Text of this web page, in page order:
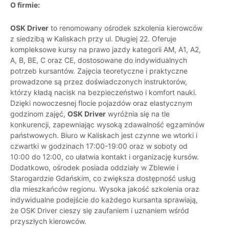
O firmie:
OSK Driver to renomowany ośrodek szkolenia kierowców
z siedzibą w Kaliskach przy ul. Długiej 22. Oferuje
kompleksowe kursy na prawo jazdy kategorii AM, A1, A2,
A, B, BE, C oraz CE, dostosowane do indywidualnych
potrzeb kursantów. Zajęcia teoretyczne i praktyczne
prowadzone są przez doświadczonych instruktorów,
którzy kładą nacisk na bezpieczeństwo i komfort nauki.
Dzięki nowoczesnej flocie pojazdów oraz elastycznym
godzinom zajęć, OSK Driver wyróżnia się na tle
konkurencji, zapewniając wysoką zdawalność egzaminów
państwowych. Biuro w Kaliskach jest czynne we wtorki i
czwartki w godzinach 17:00-19:00 oraz w soboty od
10:00 do 12:00, co ułatwia kontakt i organizację kursów.
Dodatkowo, ośrodek posiada oddziały w Zblewie i
Starogardzie Gdańskim, co zwiększa dostępność usług
dla mieszkańców regionu. Wysoka jakość szkolenia oraz
indywidualne podejście do każdego kursanta sprawiają,
że OSK Driver cieszy się zaufaniem i uznaniem wśród
przyszłych kierowców.